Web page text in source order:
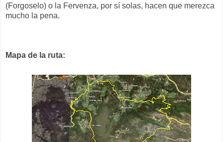
(Forgoselo) o la Fervenza, por sí solas, hacen que merezca
mucho la pena.
Mapa de la ruta: